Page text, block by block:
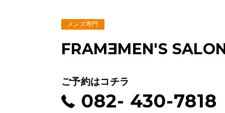
メンズ専門
FRAMEMEN'S
ご予約はコチラ
082- 430-7818